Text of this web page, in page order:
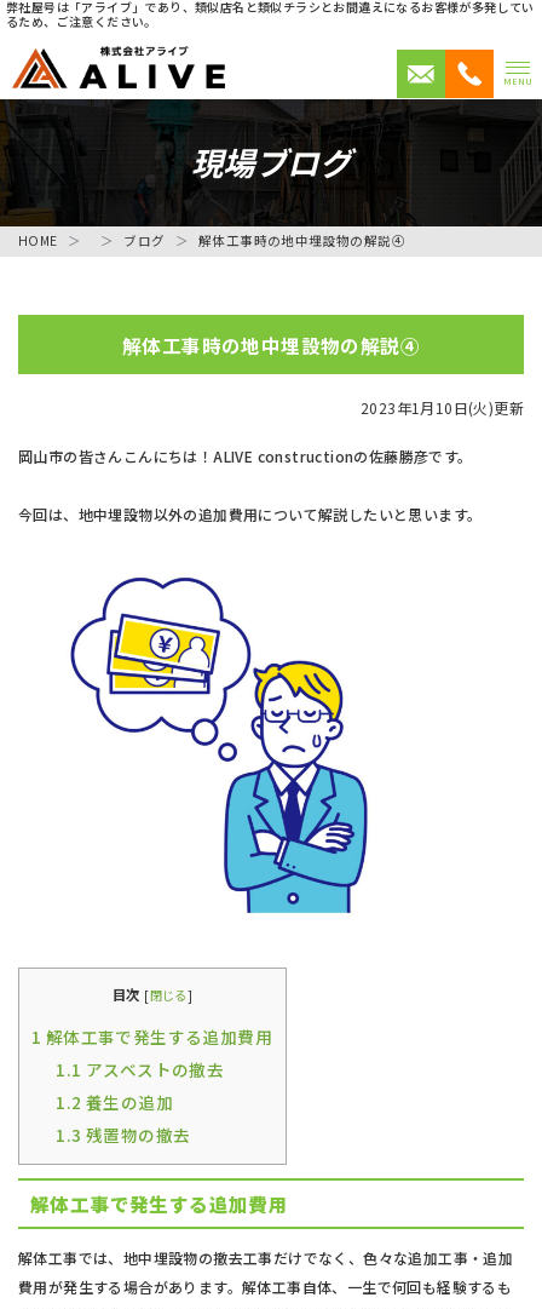
弊社屋号は「アライブ」であり、類似店名と類似チラシとお間違えになるお客様が多発してい
るため、ご注意ください。
MENU
現場ブログ
HOME ブログ 解体工事時の地中埋設物の解説④
解体工事時の地中埋設物の解説④
2023年1月10日(火)更新
岡山市の皆さんこんにちは！ALIVE constructionの佐藤勝彦です。
今回は、地中埋設物以外の追加費用について解説したいと思います。
目次 [閉じる]
1 解体工事で発生する追加費用
1.1 アスベストの撤去
1.2 養生の追加
1.3 残置物の撤去
解体工事で発生する追加費用
解体工事では、地中埋設物の撤去工事だけでなく、色々な追加工事・追加
費用が発生する場合があります。解体工事自体、一生で何回も経験するも